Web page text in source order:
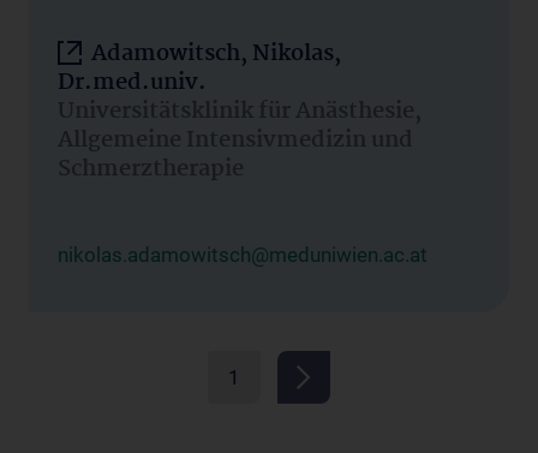
Adamowitsch, Nikolas,
Dr.med.univ.
Universitätsklinik für Anästhesie,
Allgemeine Intensivmedizin und
Schmerztherapie
nikolas.adamowitsch@meduniwien.ac.at
1